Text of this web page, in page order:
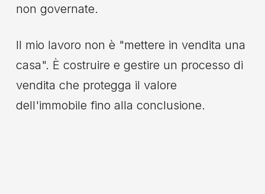
non governate.
Il mio lavoro non è "mettere in vendita una
casa". È costruire e gestire un processo di
vendita che protegga il valore
dell'immobile fino alla conclusione.